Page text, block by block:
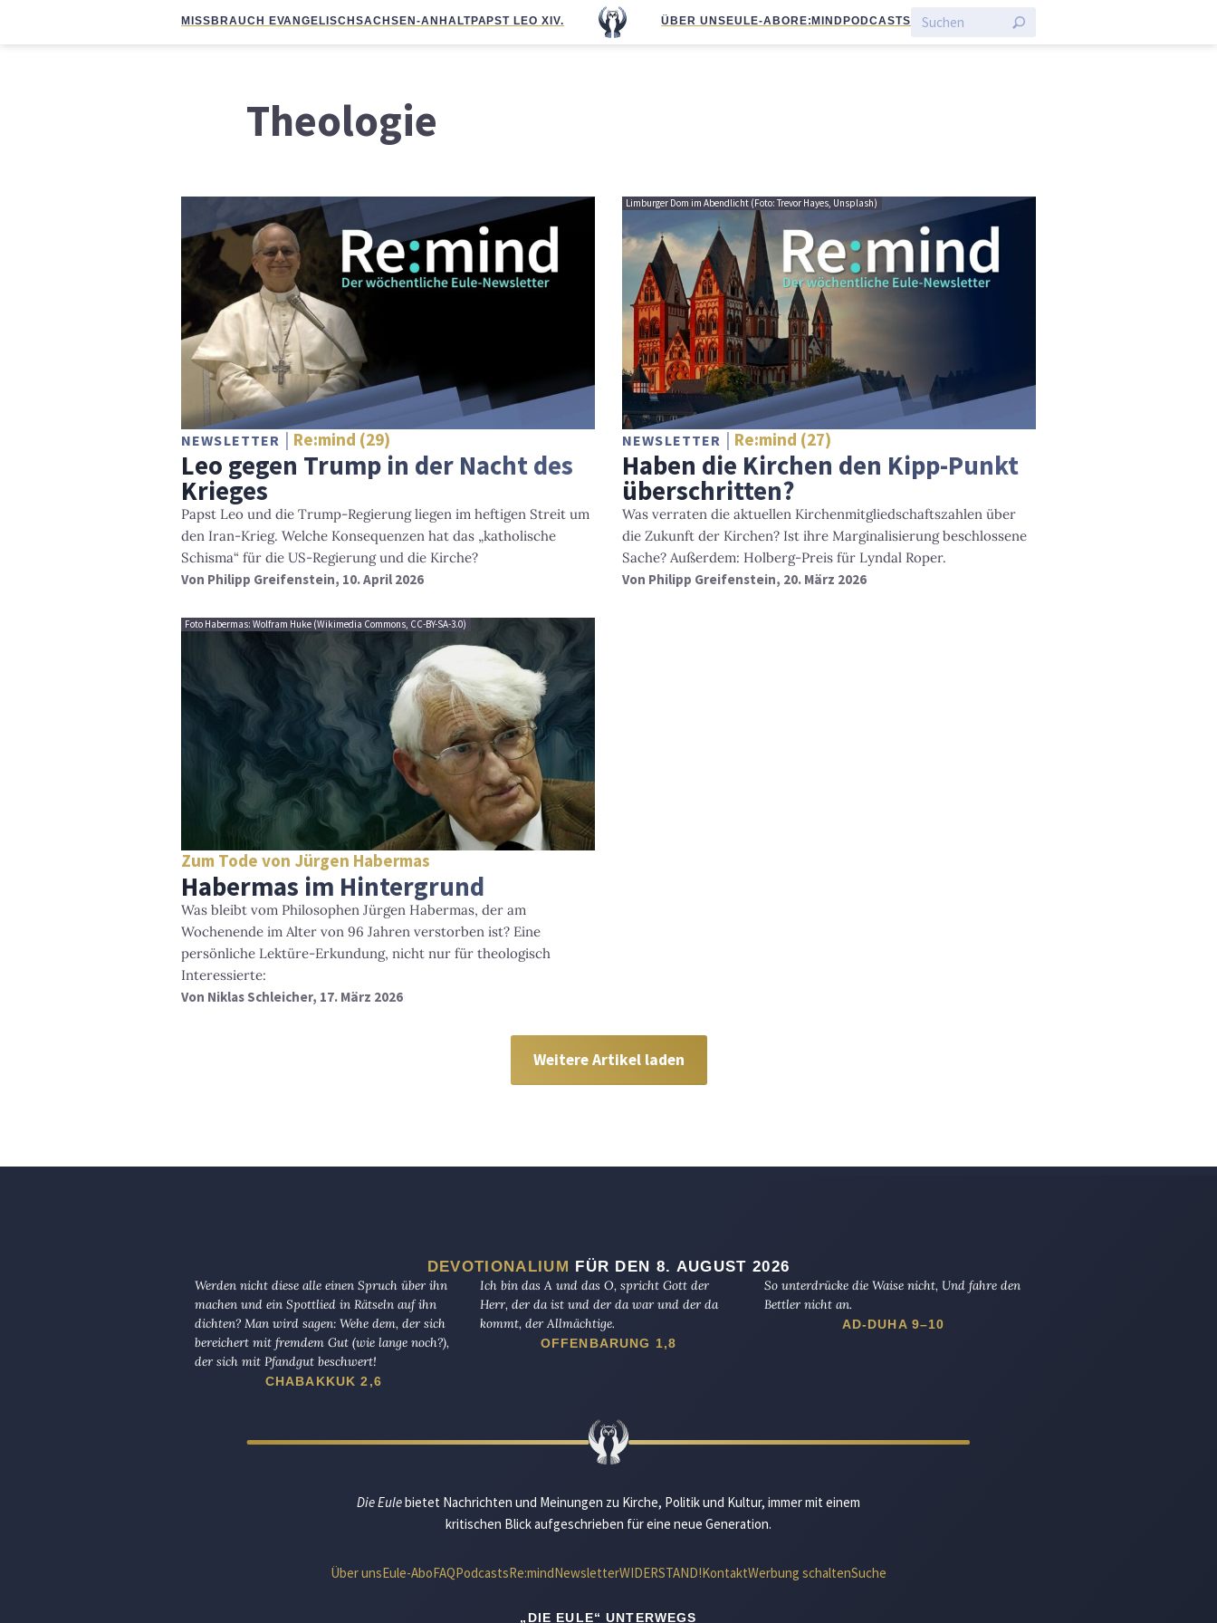
MISSBRAUCH EVANGELISCHSACHSEN-ANHALTPAPST LEO XIV. ÜBER UNS EULE-ABO RE:MIND PODCASTS
Theologie
NEWSLETTER Re:mind (29)
Leo gegen Trump in der Nacht des
Krieges
Papst Leo und die Trump-Regierung liegen im heftigen Streit um
den Iran-Krieg. Welche Konsequenzen hat das „katholische
Schisma“ für die US-Regierung und die Kirche?
Von Philipp Greifenstein, 10. April 2026
Limburger Dom im Abendlicht (Foto: Trevor Hayes, Unsplash)
NEWSLETTER Re:mind (27)
Haben die Kirchen den Kipp-Punkt
überschritten?
Was verraten die aktuellen Kirchenmitgliedschaftszahlen über
die Zukunft der Kirchen? Ist ihre Marginalisierung beschlossene
Sache? Außerdem: Holberg-Preis für Lyndal Roper.
Von Philipp Greifenstein, 20. März 2026
Foto Habermas: Wolfram Huke (Wikimedia Commons, CC-BY-SA-3.0)
Zum Tode von Jürgen Habermas
Habermas im Hintergrund
Was bleibt vom Philosophen Jürgen Habermas, der am
Wochenende im Alter von 96 Jahren verstorben ist? Eine
persönliche Lektüre-Erkundung, nicht nur für theologisch
Interessierte:
Von Niklas Schleicher, 17. März 2026
Weitere Artikel laden
DEVOTIONALIUM FÜR DEN 8. AUGUST 2026
Werden nicht diese alle einen Spruch über ihn
machen und ein Spottlied in Rätseln auf ihn
dichten? Man wird sagen: Wehe dem, der sich
bereichert mit fremdem Gut (wie lange noch?),
der sich mit Pfandgut beschwert!
CHABAKKUK 2,6
Ich bin das A und das O, spricht Gott der
Herr, der da ist und der da war und der da
kommt, der Allmächtige.
OFFENBARUNG 1,8
So unterdrücke die Waise nicht, Und fahre den
Bettler nicht an.
AD-DUHA 9–10
Die Eulebietet Nachrichten und Meinungen zu Kirche, Politik und Kultur, immer mit einem
kritischen Blick aufgeschrieben für eine neue Generation.
Über unsEule-AboFAQPodcastsRe:mindNewsletterWIDERSTAND!KontaktWerbung schaltenSuche
„DIE EULE“ UNTERWEGS